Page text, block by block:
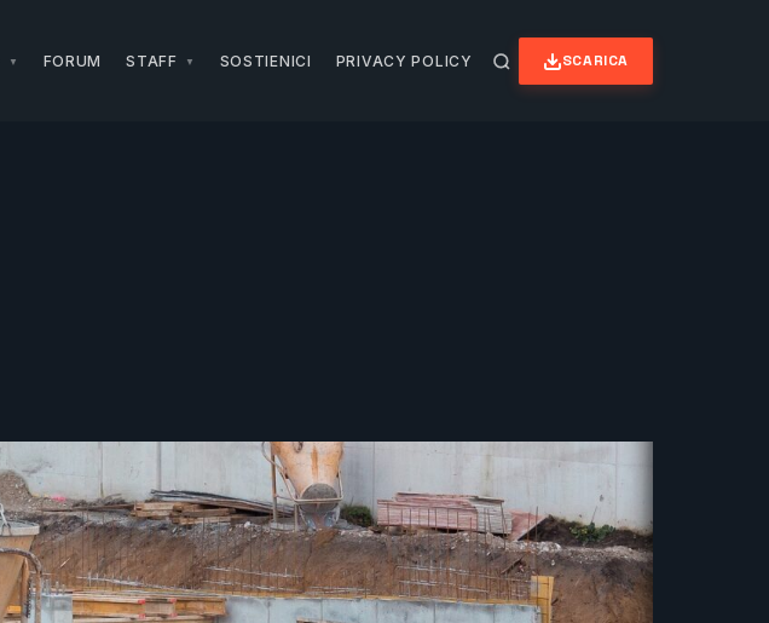
FORUM STAFF SOSTIENICI PRIVACY POLICY SCARICA